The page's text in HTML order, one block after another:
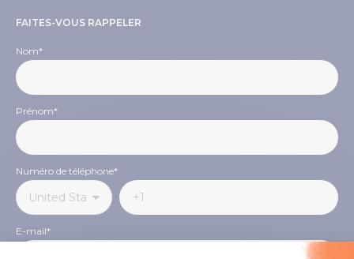
FAITES-VOUS RAPPELER
Nom*
Prénom*
Numéro de téléphone*
E-mail*